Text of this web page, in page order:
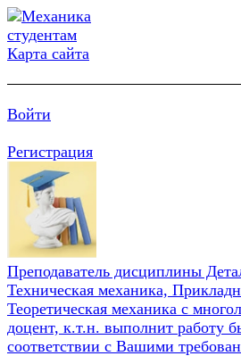
Карта сайта
Войти
Регистрация
Преподаватель дисциплины
Техническая механика,
Теоретическая механика с
доцент, к.т.н. выполнит работу
соответствии с Вашими